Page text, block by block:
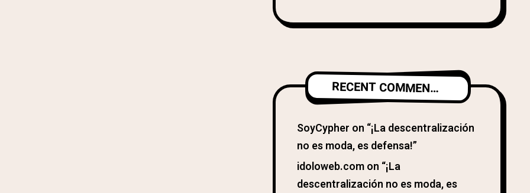
RECENT COMMENTS
SoyCypher on “¡La descentralización
no es moda, es defensa!”
idoloweb.comon “¡La
descentralización no es moda, es